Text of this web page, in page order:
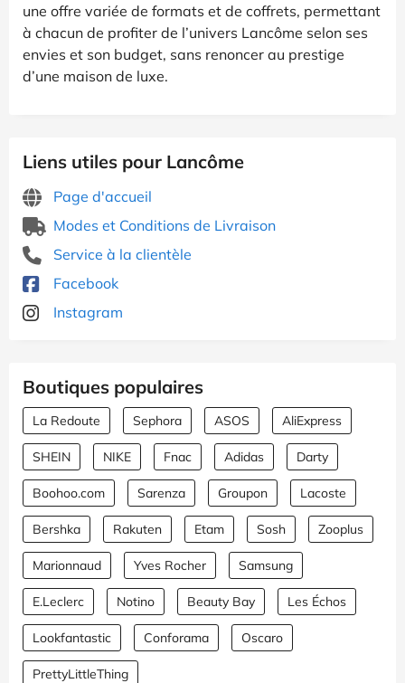
une offre variée de formats et de coffrets, permettant
à chacun de profiter de l’univers Lancôme selon ses
envies et son budget, sans renoncer au prestige
d’une maison de luxe.
Liens utiles pour Lancôme
Page d'accueil
Modes et Conditions de Livraison
Service à la clientèle
Facebook
Instagram
Boutiques populaires
La Redoute Sephora ASOS AliExpress
SHEIN NIKE Fnac Adidas Darty
Boohoo.com Sarenza Groupon Lacoste
Bershka Rakuten Etam Sosh Zooplus
Marionnaud Yves Rocher Samsung
E.Leclerc Notino Beauty Bay Les Échos
Lookfantastic Conforama Oscaro
PrettyLittleThing